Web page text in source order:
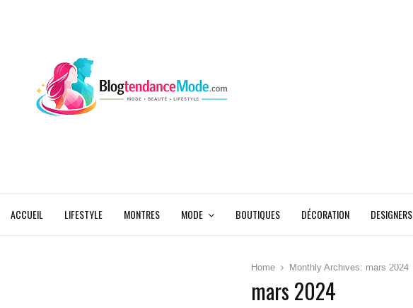
ACCUEIL LIFESTYLE MONTRES MODE BOUTIQUES DÉCORATION DESIGNERS
Home Monthly Archives: mars 2024
mars 2024